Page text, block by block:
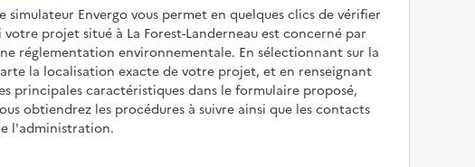
simulateur Envergo vous permet en quelques clics de vérifier
votre projet situé à La Forest-Landerneau est concerné par
réglementation environnementale. En sélectionnant sur la
la localisation exacte de votre projet, et en renseignant
principales caractéristiques dans le formulaire proposé,
obtiendrez les procédures à suivre ainsi que les contacts
l'administration.